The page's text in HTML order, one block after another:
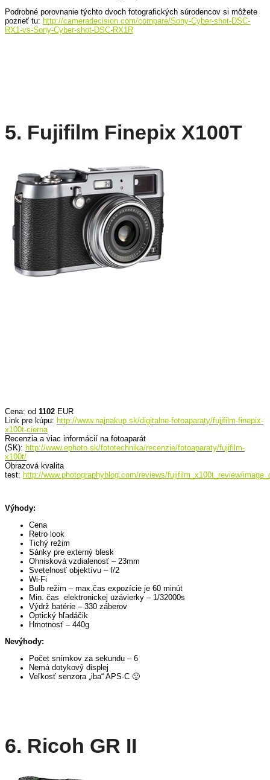
Podrobné porovnanie týchto dvoch fotografických súrodencov si môžete
pozrieť tu: http://cameradecision.com/compare/Sony-Cyber-shot-DSC-
RX1-vs-Sony-Cyber-shot-DSC-RX1R
5. Fujifilm Finepix X100T
Cena: od 1102 EUR
Link pre kúpu: http://www.najnakup.sk/digitalne-fotoaparaty/fujifilm-finepix-
x100t-cierna
Recenzia a viac informácií na fotoaparát
(SK): http://www.ephoto.sk/fototechnika/recenzie/fotoaparaty/fujifilm-
x100t/
Obrazová kvalita
test: http://www.photographyblog.com/reviews/fujifilm_x100t_review/
Výhody:
Cena
Retro look
Tichý režim
Sánky pre externý blesk
Ohnisková vzdialenosť – 23mm
Svetelnosť objektívu – f/2
Wi-Fi
Bulb režim – max.čas expozície je 60 minút
Min. čas elektronickej uzávierky – 1/32000s
Výdrž batérie – 330 záberov
Optický hľadáčik
Hmotnosť – 440g
Nevýhody:
Počet snímkov za sekundu – 6
Nemá dotykový displej
Veľkosť senzora „iba“ APS-C 🙂
6. Ricoh GR II